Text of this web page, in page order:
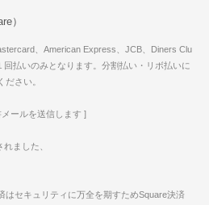
）
、American Express、JCB、Diners Clu
払いのみとなります。分割払い・リボ払いに
さい。
ールを送信します ]
ました、
はセキュリティに万全を期すためSquare決済